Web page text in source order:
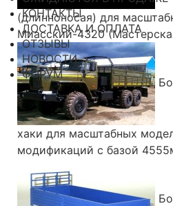
КОНТАКТЫ
ДОСТАВКА И ОПЛАТА
ОТЗЫВЫ
НОВОСТИ
ФОРУМ
(длинноносая) для
Миасский-4320
хаки для масштабных
модификаций с базой